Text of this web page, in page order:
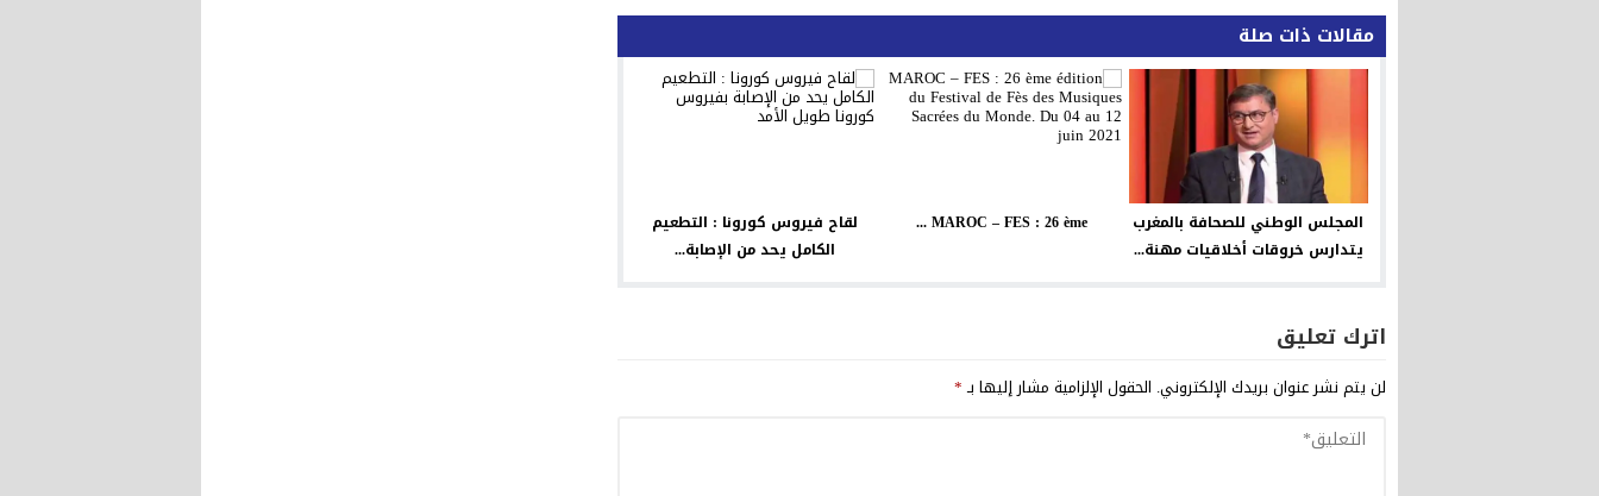
مقالات ذات صلة
المجلس الوطني للصحافة بالمغرب
يتدارس خروقات أخلاقيات مهنة...
MAROC – FES : 26 ème ...
لقاح فيروس كورونا : التطعيم
الكامل يحد من الإصابة...
اترك تعليق
لن يتم نشر عنوان بريدك الإلكتروني. الحقول الإلزامية مشار إليها بـ*